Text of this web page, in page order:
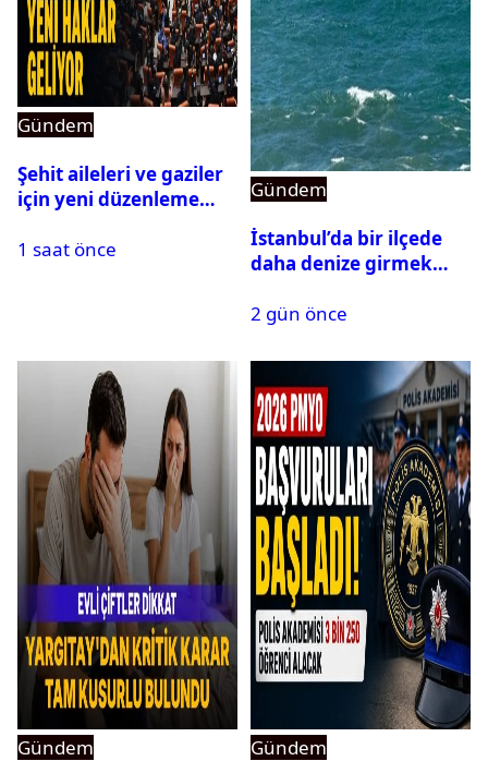
Gündem
Şehit aileleri ve gaziler
için yeni düzenleme
1 saat önce
Gündem
İstanbul’da bir ilçede
daha denize girmek
2 gün önce
Gündem
Gündem